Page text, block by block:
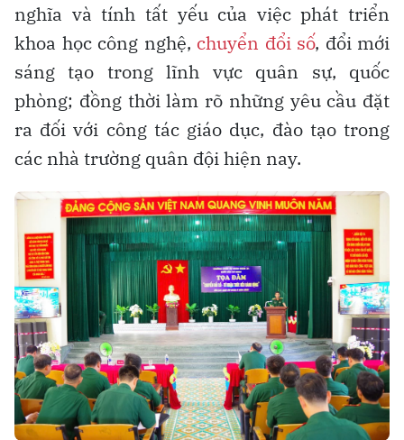
nghĩa và tính tất yếu của việc phát triển
khoa học công nghệ, chuyển đổi số, đổi mới
sáng tạo trong lĩnh vực quân sự, quốc
phòng; đồng thời làm rõ những yêu cầu đặt
ra đối với công tác giáo dục, đào tạo trong
các nhà trường quân đội hiện nay.